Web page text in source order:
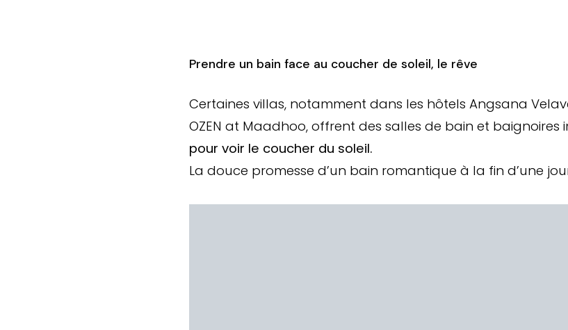
Prendre un bain face au coucher de soleil, le rêve
Certaines villas, notamment dans les hôtels Angsana
OZEN at Maadhoo, offrent des salles de bain et baignoires
pour voir le coucher du soleil.
La douce promesse d’un bain romantique à la fin d’une